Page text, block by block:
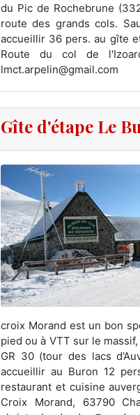
du Pic de Rochebrune
route des grands cols.
accueillir 36 pers. au gîte
Route du col de
lmct.arpelin@gmail.com
Gîte d'étape Le
croix Morand est un bon
pied ou à VTT sur le
GR 30 (tour des lacs
accueillir au Buron 12
restaurant et cuisine
Croix Morand, 63790